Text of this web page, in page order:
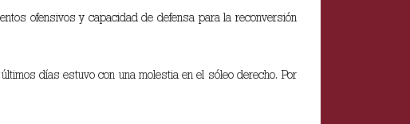
ofensivos y capacidad de defensa para la reconversión
días estuvo con una molestia en el sóleo derecho. Por